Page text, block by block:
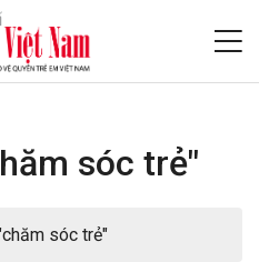
sóc trẻ"
sóc trẻ"